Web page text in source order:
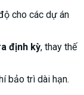
cho các dự án
định kỳ, thay thế
bảo trì dài hạn.